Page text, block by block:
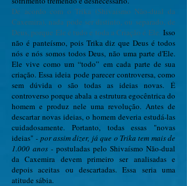
De acordo com o Trika (Shivaísmo Não-dual da
Caxemira), nada pode ser distinto, ou separado, de
Deus, porque Ele é tudo e toda a Criação é Ele. Isso
não é panteísmo, pois Trika diz que Deus é todos
nós e nós somos todos Deus, não uma parte d'Ele.
Ele vive como um “todo” em cada parte de sua
criação. Essa ideia pode parecer controversa, como
sem dúvida o são todas as ideias novas.
É
controverso porque abala a estrutura egocêntrica do
homem e produz nele uma revolução. Antes de
descartar novas ideias, o homem deveria estudá-las
cuidadosamente. Portanto, todas essas "novas
ideias"- por assim dizer, já que o Trika tem mais de
1.000 anos - postuladas pelo Shivaísmo Não-dual
da Caxemira devem primeiro ser analisadas e
depois aceitas ou descartadas. Essa seria uma
atitude sábia.